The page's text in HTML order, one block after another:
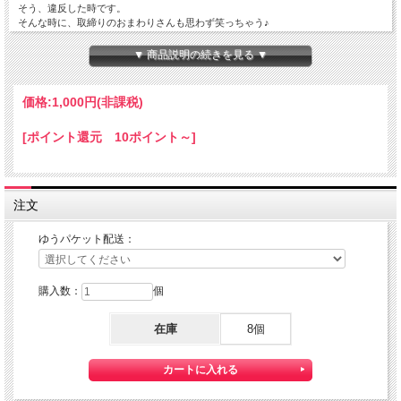
そう、違反した時です。
そんな時に、取締りのおまわりさんも思わず笑っちゃう♪
車検証入れです。
そんな車検証入れも、好評？自己満足？で、何種類目？
お国の制度に疑問を持ち、小さな悪あがき（笑）
まぁ～とにかく、政治家の考え、制度に反対です。
名刺ポケットに、２面ポケット付だから、担当者の名刺、保険証
本体サイズ：３５５ｘ２３５ｍｍ
中袋サイズ：３１４ｘ２２０ｍｍ
材質：塩ビ
★こちらの商品は、日本郵便の『ゆうパケット』 配送可能な商品になります。
その際の配送費は、２５０円となります。
ただし、他の商品との同梱は、出来ませんことご了承ください。
せん。
通常の宅配便と異なり直接ポストへ投函するお届け方法
宅 配便のように受領印やサインのやり取りが無く、ご不在時であってもお受け取
また、沖縄等の離島区域の場合でも別途送料が掛かりません。
▼ 商品説明の続きを見る ▼
価格:1,000円(非課税)
[ポイント還元 10ポイント～]
注文
ゆうパケット配送：
購入数： 個
在庫 8個